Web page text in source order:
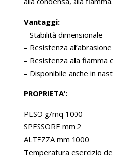
Vantaggi:
– Stabilità dimensionale
– Resistenza all’abrasione
– Resistenza alla fiamma
– Disponibile anche in
PROPRIETA’:
PESO g/mq 1000
SPESSORE mm 2
ALTEZZA mm 1000
Temperatura esercizio